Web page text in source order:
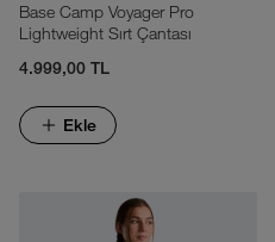
Base Camp Voyager Pro
Lightweight Sırt Çantası
4.999,00 TL
Ekle